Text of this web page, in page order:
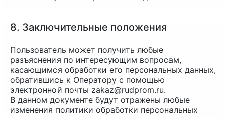
8. Заключительные положения
Пользователь может получить любые
разъяснения по интересующим вопросам,
касающимся обработки его персональных данных,
обратившись к Оператору с помощью
электронной почты zakaz@rudprom.ru.
В данном документе будут отражены любые
изменения политики обработки персональных